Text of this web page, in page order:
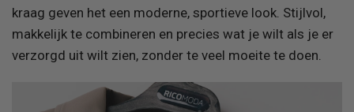
kraag geven het een moderne, sportieve look. Stijlvol,
makkelijk te combineren en precies wat je wilt als je er
verzorgd uit wilt zien, zonder te veel moeite te doen.